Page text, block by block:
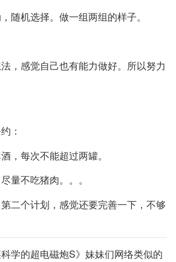
随机选择。做一组两组的样子。
，感觉自己也有能力做好。所以努力
：
，每次不能超过两罐。
量不吃猪肉。。。
二个计划，感觉还要完善一下，不够
学的超电磁炮S》妹妹们网络类似的